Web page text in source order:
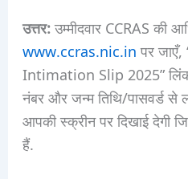
उत्तर:उम्मीदवार CCRAS की
www.ccras.nic.inपर
Intimation Slip 2025”
नंबर और जन्म तिथि/पासवर्ड से
आपकी स्क्रीन पर दिखाई
हैं.